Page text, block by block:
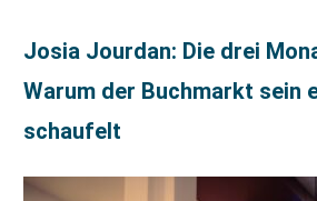
Josia Jourdan: Die drei
Warum der Buchmarkt sein
schaufelt